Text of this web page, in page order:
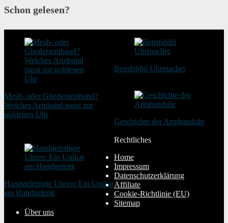
Schon gelesen?
Mesh- oder Gliederarmband?
Welches Armband passt zur
goldenen Uhr
Berufsbild Uhrmacher
Geschichte der Armbanduhr
Handgefertigte Uhren: Ein Unikat
am Handgelenk
Rechtliches
Home
Impressum
Datenschutzerklärung
Affiliate
Cookie-Richtlinie (EU)
Sitemap
Über uns